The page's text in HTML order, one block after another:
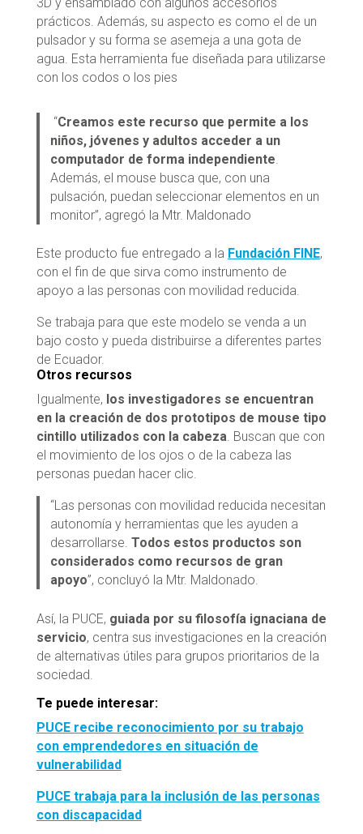
prácticos. Además, su aspecto es como el de un
pulsador y su forma se asemeja a una gota de
agua. Esta herramienta fue diseñada para utilizarse
con los codos o los pies
“Creamos este recurso que permite a los
niños, jóvenes y adultos acceder a un
computador de forma independiente
Además, el mouse busca que, con una
pulsación, puedan seleccionar elementos en un
monitor”, agregó la Mtr. Maldonado
Este producto fue entregado a la Fundación FINE,
con el fin de que sirva como instrumento de
apoyo a las personas con movilidad reducida.
Se trabaja para que este modelo se venda a un
bajo costo y pueda distribuirse a diferentes partes
de Ecuador.
Otros recursos
Igualmente, los investigadores se encuentran
en la creación de dos prototipos de mouse tipo
cintillo utilizados con la cabeza. Buscan que con
el movimiento de los ojos o de la cabeza las
personas puedan hacer clic.
“Las personas con movilidad reducida necesitan
autonomía y herramientas que les ayuden a
desarrollarse.Todos estos productos son
considerados como recursos de gran
apoyo”, concluyó la Mtr. Maldonado.
Así, la PUCE, guiada por su filosofía ignaciana de
servicio, centra sus investigaciones en la creación
de alternativas útiles para grupos prioritarios de la
sociedad.
Te puede interesar:
PUCE recibe reconocimiento por su trabajo
con emprendedores en situación de
vulnerabilidad
PUCE trabaja para la inclusión de las personas
con discapacidad